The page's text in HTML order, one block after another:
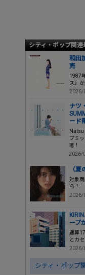
シティ・ポップ関連
和田
売
1987
ス』
2026/
ナツ
ード
Natsu
プミ
場！
2026/
〈
対象
ら！
2026/
ープ
通算
とカ
2026/
シティ・ポップ